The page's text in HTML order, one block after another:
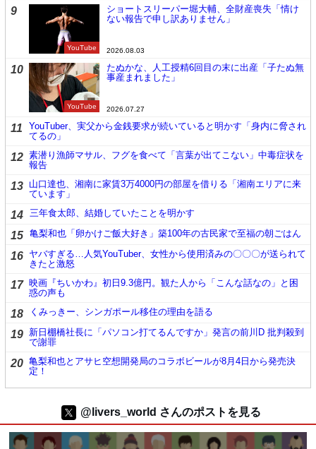
9
YouTube
ショートスリーパー堀大輔、全財産喪失「情け
ない報告で申し訳ありません」
2026.08.03
10
YouTube
たぬかな、人工授精6回目の末に出産「子たぬ無
事産まれました」
2026.07.27
11
YouTuber、実父から金銭要求が続いていると明かす「身内に脅され
てるの」
12 素潜り漁師マサル、フグを食べて「言葉が出てこない」中毒症状を
報告
13 山口達也、湘南に家賃3万4000円の部屋を借りる「湘南エリアに来
ています」
14 三年食太郎、結婚していたことを明かす
15 亀梨和也「卵かけご飯大好き」築100年の古民家で至福の朝ごはん
16 ヤバすぎる…人気YouTuber、女性から使用済みの〇〇〇が送られて
きたと激怒
17 映画『ちいかわ』初日9.3億円。観た人から「こんな話なの」と困
惑の声も
18 くみっきー、シンガポール移住の理由を語る
19 新日棚橋社長に「パソコン打てるんですか」発言の前川D 批判殺到
で謝罪
20 亀梨和也とアサヒ空想開発局のコラボビールが8月4日から発売決
定！
@livers_world さんのポストを見る